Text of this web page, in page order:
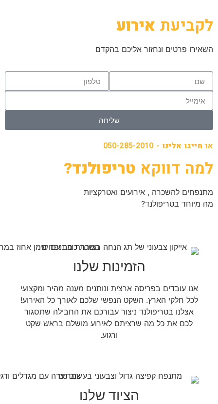
לקביעת אירוע
השאירו פרטים ונחזור אליכם בהקדם
שליחה
או חייגו אלינו - 050-285-2010
למה דווקא טריפולנד?
מתנפחים להשכרה , אירועים ואטרקציות
מה מיוחד בטריפולנד?
הזמינות שלנו
אנו עובדים בפריסה ארצית ונותנים מענה מהיר ומקצועי
לכל חלקי הארץ. השקט הנפשי שלכם לאורך כל האירוע!
אצלנו בטריפולנד ניצור עבורכם את החבילה שתסגור
לכם את כל מה שרציתם לאירוע מושלם בראש שקט
ורגוע.
הציוד שלנו